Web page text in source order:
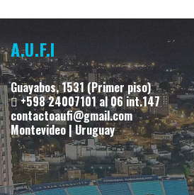
A.U.F.I
Guayabos, 1531 (Primer piso)
+598 24007101 al 06 int.147
contactoaufi@gmail.com
Montevideo | Uruguay